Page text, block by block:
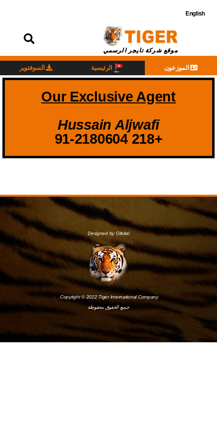
English
موقع شركة تايجر الرسمي
الموزعون الرئيسية السوفتوير
Our Exclusive Agent
Hussain Aljwafi
+218 91-2180604
Designed by Orbital
Copyright © 2022 Tiger International Company.
جميع الحقوق محفوظة